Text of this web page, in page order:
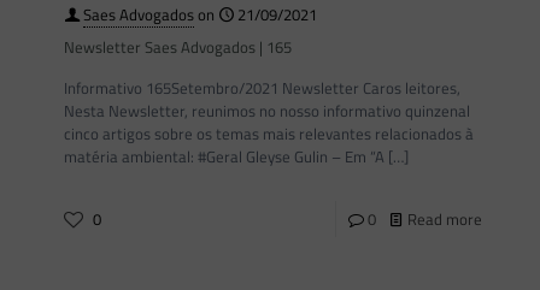
Saes Advogadoson
21/09/2021
Newsletter Saes Advogados | 165
Informativo 165Setembro/2021 Newsletter Caros leitores,
Nesta Newsletter, reunimos no nosso informativo quinzenal
cinco artigos sobre os temas mais relevantes relacionados à
matéria ambiental: #Geral Gleyse Gulin – Em “A […]
0 0 Read more